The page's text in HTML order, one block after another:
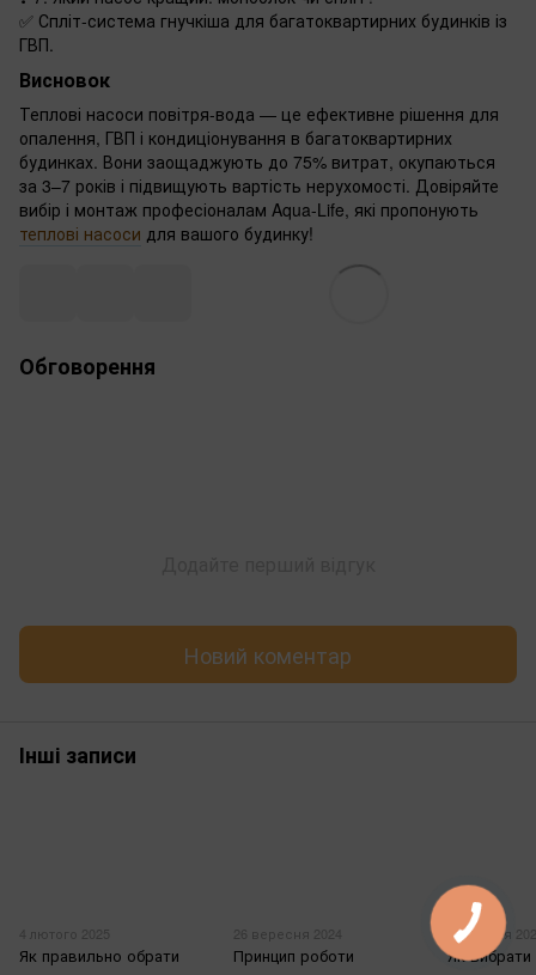
✅ Спліт-система гнучкіша для багатоквартирних будинків із
ГВП.
Висновок
Теплові насоси повітря-вода — це ефективне рішення для
опалення, ГВП і кондиціонування в багатоквартирних
будинках. Вони заощаджують до 75% витрат, окупаються
за 3–7 років і підвищують вартість нерухомості. Довіряйте
вибір і монтаж професіоналам Aqua-Life, які пропонують
теплові насоси для вашого будинку!
Обговорення
Новий коментар
Інші записи
4 лютого 2025
Як правильно обрати
26 вересня 2024
Принцип роботи
19 грудня
Як